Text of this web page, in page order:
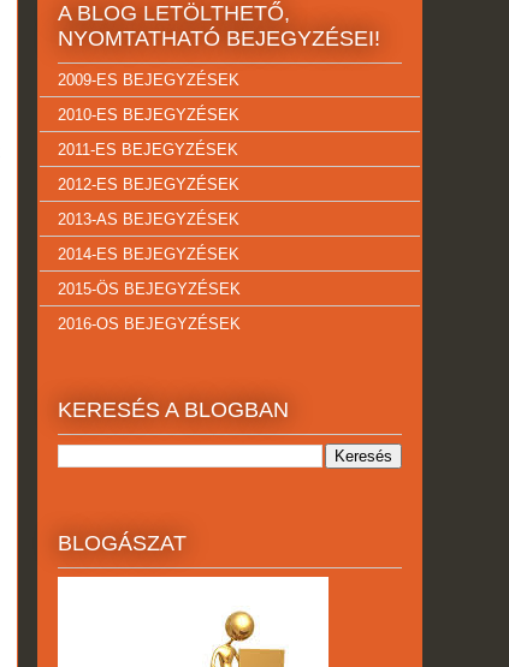
A BLOG LETÖLTHETŐ,
NYOMTATHATÓ BEJEGYZÉSEI!
2009-ES BEJEGYZÉSEK
2010-ES BEJEGYZÉSEK
2011-ES BEJEGYZÉSEK
2012-ES BEJEGYZÉSEK
2013-AS BEJEGYZÉSEK
2014-ES BEJEGYZÉSEK
2015-ÖS BEJEGYZÉSEK
2016-OS BEJEGYZÉSEK
KERESÉS A BLOGBAN
BLOGÁSZAT